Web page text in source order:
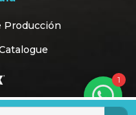
Producción
Konya 1